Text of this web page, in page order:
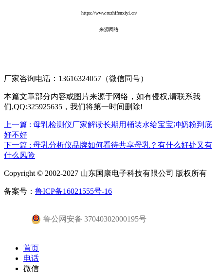
https://www.ruzhifenxiyi.cn/
来源网络
厂家咨询电话：13616324057（微信同号）
本篇文章部分内容或图片来源于网络，如有侵权,请联系我
们,QQ:325925635，我们将第一时间删除!
上一篇 : 母乳检测仪厂家解读长期用桶装水给宝宝冲奶粉到底
好不好
下一篇 : 母乳分析仪品牌如何看待共享母乳？有什么好处又有
什么风险
Copyright © 2002-2027 山东国康电子科技有限公司 版权所有
备案号： 鲁ICP备16021555号-16
鲁公网安备 37040302000195号
首页
电话
微信